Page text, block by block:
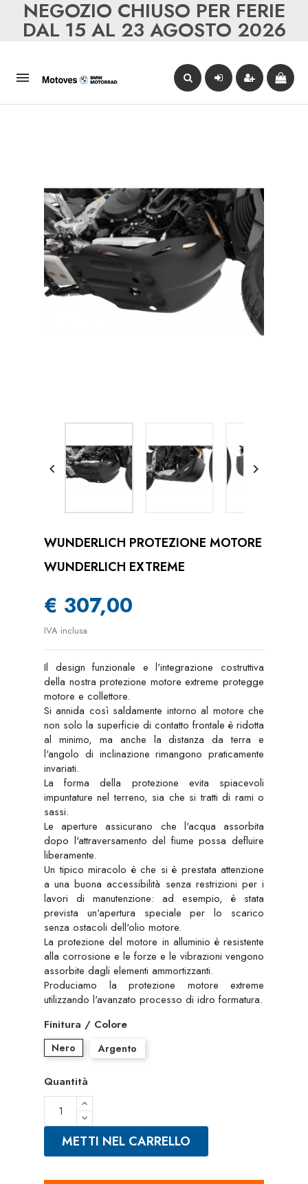
NEGOZIO CHIUSO PER FERIE
DAL 15 AL 23 AGOSTO 2026

 
WUNDERLICH PROTEZIONE MOTORE
WUNDERLICH EXTREME
€ 307,00
IVA inclusa
Il design funzionale e l'integrazione costruttiva
della nostra protezione motore extreme protegge
motore e collettore.
Si annida così saldamente intorno al motore che
non solo la superficie di contatto frontale è ridotta
al minimo, ma anche la distanza da terra e
l'angolo di inclinazione rimangono praticamente
invariati.
La forma della protezione evita spiacevoli
impuntature nel terreno, sia che si tratti di rami o
sassi.
Le aperture assicurano che l'acqua assorbita
dopo l'attraversamento del fiume possa defluire
liberamente.
Un tipico miracolo è che si è prestata attenzione
a una buona accessibilità senza restrizioni per i
lavori di manutenzione: ad esempio, è stata
prevista un'apertura speciale per lo scarico
senza ostacoli dell'olio motore.
La protezione del motore in alluminio è resistente
alla corrosione e le forze e le vibrazioni vengono
assorbite dagli elementi ammortizzanti.
Produciamo la protezione motore extreme
utilizzando l'avanzato processo di idro formatura.
Finitura / Colore
Nero Argento
Quantità
METTI NEL CARRELLO